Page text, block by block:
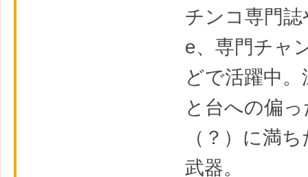
チンコ専門誌
e、専門チャ
どで活躍中
と台への偏
（？）に満
武器。